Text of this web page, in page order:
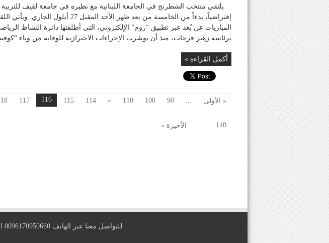
يلتقي منتخب الشطرنج في الجامعة اللبنانية مع نظيره في جامعة لفيف للتربية
إفتراضياً، بدءاً من الخامسة من بعد ظهر الأحد
المباريات عن بُعد عبر تطبيق “زوم” الإلكتروني، التي أطلقتها دائرة النشاط
برئاسة زهير فرحات، منذ أن بوشرت الإجراءات الاحترازية للوقاية من وباء “كوفيد 19”.
أكمل القراءة »
« الأولى ...
90
100
110
«
114
115
116
117
140
... الأخيرة »
للتواصل معنا عبر الهاتف 0096170950660 او عبر البريد الالكتروني